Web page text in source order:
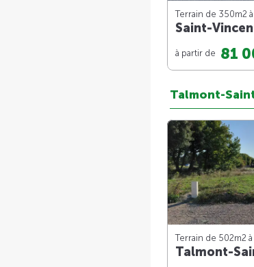
Terrain de 350m2 à
Saint-
à partir de 81
Talmont-
Terrain de 502m2 à
Talmont-